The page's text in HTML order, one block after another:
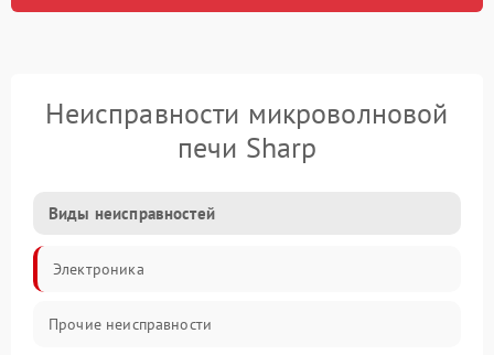
Неисправности микроволновой
печи Sharp
Виды неисправностей
Электроника
Прочие неисправности